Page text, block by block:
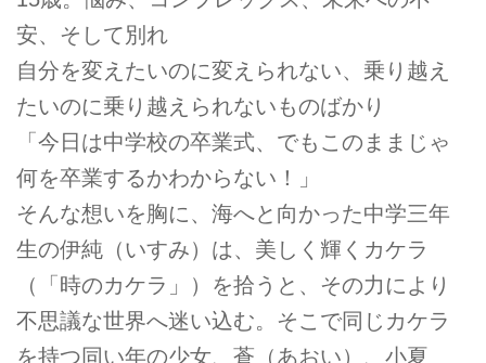
安、そして別れ
自分を変えたいのに変えられない、乗り越え
たいのに乗り越えられないものばかり
「今日は中学校の卒業式、でもこのままじゃ
何を卒業するかわからない！」
そんな想いを胸に、海へと向かった中学三年
生の伊純（いすみ）は、美しく輝くカケラ
（「時のカケラ」）を拾うと、その力により
不思議な世界へ迷い込む。そこで同じカケラ
を持つ同い年の少女、蒼（あおい）、小夏